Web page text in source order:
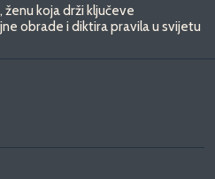
koja drži ključeve
obrade i diktira pravila u svijetu